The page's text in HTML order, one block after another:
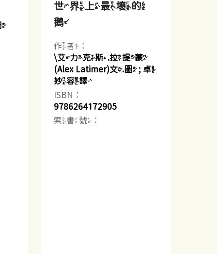
世界上最壞的
鵝
作者：
\艾力克斯.拉提蒙
(Alex Latimer)文.圖 ; 卓
妙容譯
ISBN：
9786264172905
索書號：